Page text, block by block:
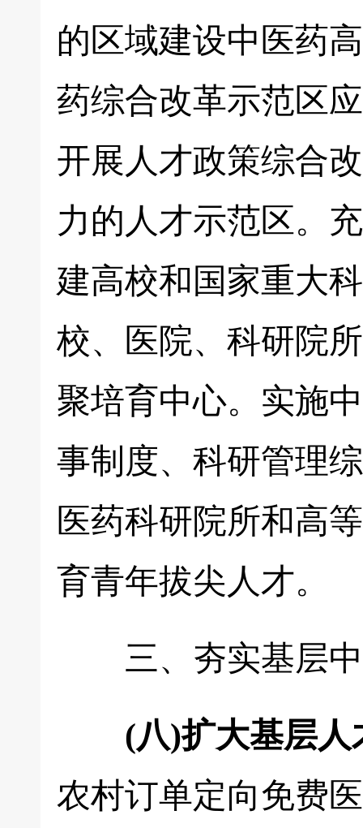
的区域建设中医药
药综合改革示范区
开展人才政策综合
力的人才示范区。
建高校和国家重大
校、医院、科研院
聚培育中心。实施
事制度、科研管理
医药科研院所和高
育青年拔尖人才。
三、夯实基层
(八)扩大基层人
农村订单定向免费